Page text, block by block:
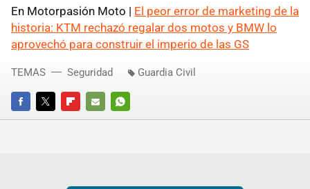
En Motorpasión Moto | El peor error de marketing de la
historia: KTM rechazó regalar dos motos y BMW lo
aprovechó para construir el imperio de las GS
FACEBOOKTWITTERFLIPBOARD
E-
WHATSAPP
TEMAS Seguridad Guardia Civil